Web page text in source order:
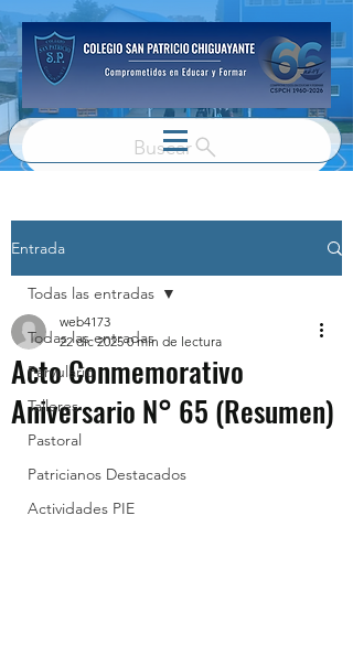
Buscar
Entrada
Todas las entradas
Parvulario
Talleres
Pastoral
Patricianos Destacados
Actividades PIE
Todas las entradas
Acto Conmemorativo
Aniversario N° 65 (Resumen)
web4173
22 dic 2025 0 min de lectura